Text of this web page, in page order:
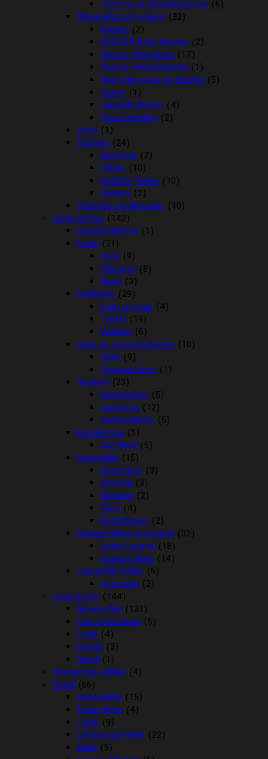
Trimme og Udredningsknive (6)
Plejemidler og hygiejne (32)
bagben (2)
BUSTER Body Sleeves (2)
Diverse Plejemidler (17)
Diverse Plejeprodukter (1)
Høm høm poser & tilbehør (5)
Kraver (1)
Løbetids Bukser (4)
Tisse Underlag (2)
Pools (1)
Træning (24)
dummyer (2)
Fløjter (10)
Godbids Tasker (10)
Klikkere (2)
Vitaminer og Mineraler (10)
Katte artikler (142)
Angstproblemer (1)
Foder (21)
Arion (9)
Chicopee (8)
Mush (3)
Godbidder (29)
Græs og malt (4)
Treats (19)
Vådkost (6)
Huler og Transportkasser (10)
Huler (9)
Transportbure (1)
Hygiejne (23)
Kattebakker (5)
Kattegrus (12)
Kattetoiletter (5)
kattelemme (5)
Cat Mate (5)
Katteskåle (15)
Automater (3)
Keramik (3)
Melamin (2)
Plast (4)
Sutteflasker (2)
Kradsemiljøer og Legetøj (32)
Katte Legetøj (18)
Kradsemiljøer (14)
Loppe/flåt midler (5)
Vetocanis (2)
Levende dyr (144)
Akvarie Fisk (131)
Fisk til Havedam (5)
Fugle (4)
Gnaver (3)
Reptil (1)
Rengørings artikler (4)
Reptil (66)
Bunddække (15)
Fauna Boxe (4)
Foder (9)
Lamper og Pærer (22)
Skåle (5)